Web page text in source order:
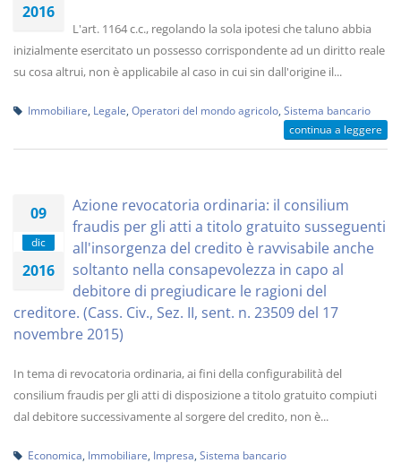
2016
L'art. 1164 c.c., regolando la sola ipotesi che taluno abbia
inizialmente esercitato un possesso corrispondente ad un diritto reale
su cosa altrui, non è applicabile al caso in cui sin dall'origine il...
Immobiliare Legale Operatori del mondo agricolo Sistema bancario
continua a leggere
09
dic
2016
Azione revocatoria ordinaria: il consilium
fraudis per gli atti a titolo gratuito susseguenti
all'insorgenza del credito è ravvisabile anche
soltanto nella consapevolezza in capo al
debitore di pregiudicare le ragioni del
creditore. (Cass. Civ., Sez. II, sent. n. 23509 del 17
novembre 2015)
In tema di revocatoria ordinaria, ai fini della configurabilità del
consilium fraudis per gli atti di disposizione a titolo gratuito compiuti
dal debitore successivamente al sorgere del credito, non è...
Economica Immobiliare Impresa Sistema bancario